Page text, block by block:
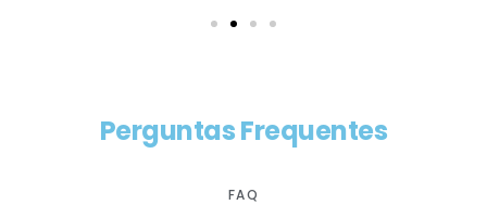
Perguntas Frequentes
FAQ